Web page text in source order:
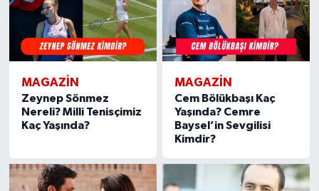
MAGAZIN
Zeynep Sönmez
Nereli? Milli Tenisçimiz
Kaç Yaşında?
MAGAZIN
Cem Bölükbaşı Kaç
Yaşında? Cemre
Baysel’in Sevgilisi
Kimdir?